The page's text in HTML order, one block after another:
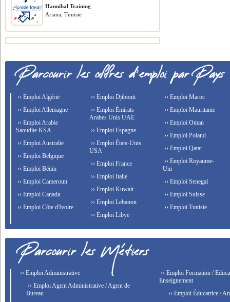
Hannibal Training
Ariana, Tunisie
›› Emploi Algérie
›› Emploi Allemagne
›› Emploi Arabie
Saoudite KSA
›› Emploi Australie
›› Emploi Belgique
›› Emploi Bénin
›› Emploi Cameroun
›› Emploi Canada
›› Emploi Côte d'Ivoire
›› Emploi Djibouti
›› Emploi Émirats
Arabes Unis UAE
›› Emploi Espagne
›› Emploi États-Unis
USA
›› Emploi France
›› Emploi Italie
›› Emploi Kuwait
›› Emploi Lebanon
›› Emploi Libye
›› Emploi Maroc
›› Emploi Mauritanie
›› Emploi Oman
›› Emploi Poland
›› Emploi Qatar
›› Emploi Royaume-
Uni
›› Emploi Senegal
›› Emploi Suisse
›› Emploi Tunisie
›› Emploi Administrative
›› Emploi Agent Administrative / Agent de
Bureau
›› Emploi Formation /
Enseignement
›› Emploi Éducatrice /